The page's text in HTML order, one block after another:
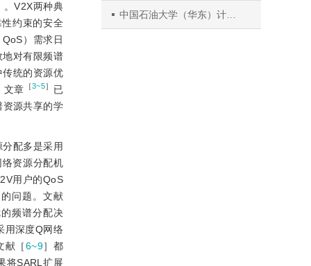
。V2X两种典
约束的安全
）需求日
对有限频谱
统的资源优
文章 ［3~5］ 已
源共享的学
配多是采用
资源分配机
用户的QoS
问题。文献
频谱分配决
用深度Q网络
献［6~9］都
将SARL扩展
中国石油大学（华东）计算机科学与技术学院